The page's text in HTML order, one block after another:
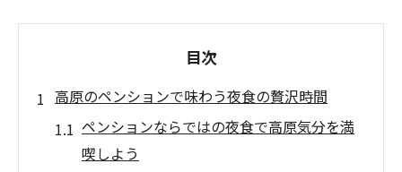
目次
高原のペンションで味わう夜食の贅沢時間
ペンションならではの夜食で高原気分を満
喫しよう